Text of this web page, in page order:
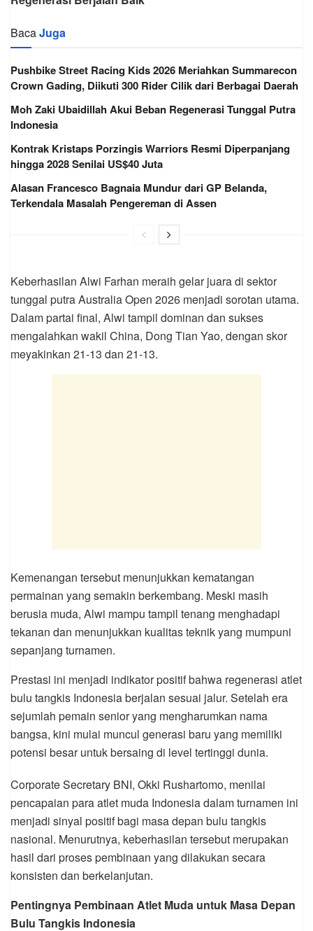
BacaJuga
Pushbike Street Racing Kids 2026 Meriahkan Summarecon
Crown Gading, Diikuti 300 Rider Cilik dari Berbagai Daerah
Moh Zaki Ubaidillah Akui Beban Regenerasi Tunggal Putra
Indonesia
Kontrak Kristaps Porzingis Warriors Resmi Diperpanjang
hingga 2028 Senilai US$40 Juta
Alasan Francesco Bagnaia Mundur dari GP Belanda,
Terkendala Masalah Pengereman di Assen
Keberhasilan Alwi Farhan meraih gelar juara di sektor
tunggal putra Australia Open 2026 menjadi sorotan utama.
Dalam partai final, Alwi tampil dominan dan sukses
mengalahkan wakil China, Dong Tian Yao, dengan skor
meyakinkan 21-13 dan 21-13.
Kemenangan tersebut menunjukkan kematangan
permainan yang semakin berkembang. Meski masih
berusia muda, Alwi mampu tampil tenang menghadapi
tekanan dan menunjukkan kualitas teknik yang mumpuni
sepanjang turnamen.
Prestasi ini menjadi indikator positif bahwa regenerasi atlet
bulu tangkis Indonesia berjalan sesuai jalur. Setelah era
sejumlah pemain senior yang mengharumkan nama
bangsa, kini mulai muncul generasi baru yang memiliki
potensi besar untuk bersaing di level tertinggi dunia.
Corporate Secretary BNI, Okki Rushartomo, menilai
pencapaian para atlet muda Indonesia dalam turnamen ini
menjadi sinyal positif bagi masa depan bulu tangkis
nasional. Menurutnya, keberhasilan tersebut merupakan
hasil dari proses pembinaan yang dilakukan secara
konsisten dan berkelanjutan.
Pentingnya Pembinaan Atlet Muda untuk Masa Depan
Bulu Tangkis Indonesia